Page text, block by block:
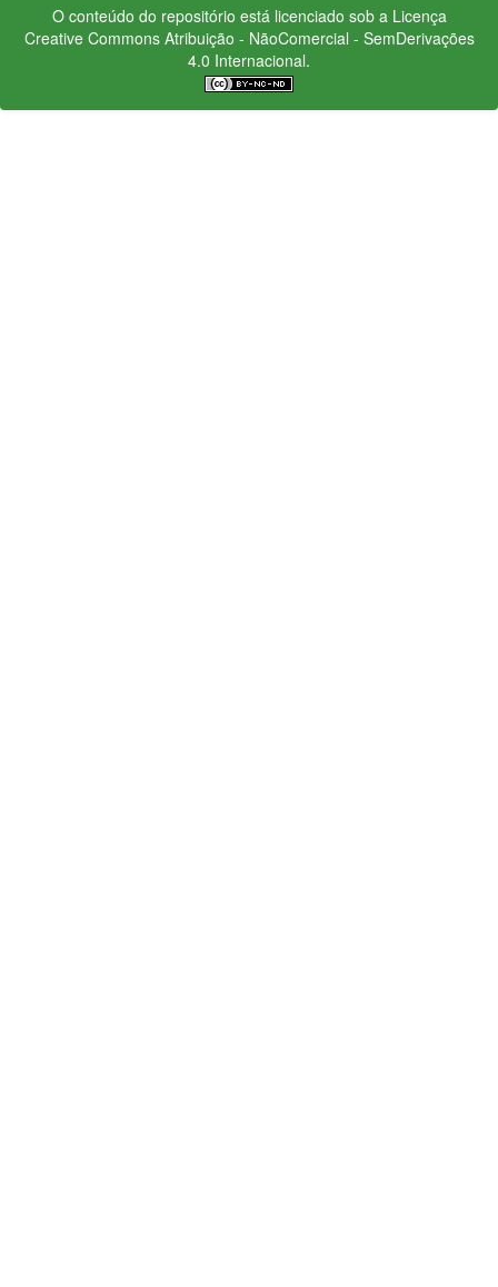
O conteúdo do repositório está licenciado sob a Licença
Creative CommonsAtribuição - NãoComercial - SemDerivações
4.0 Internacional.